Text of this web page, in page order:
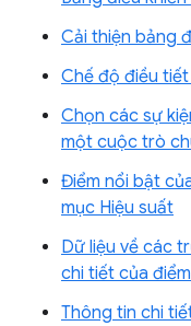
Cải thiện bảng
Chế độ điều
Chọn các sự
một cuộc trò
Điểm nổi bật
mục Hiệu suất
Dữ liệu về các
chi tiết của
Thông tin chi